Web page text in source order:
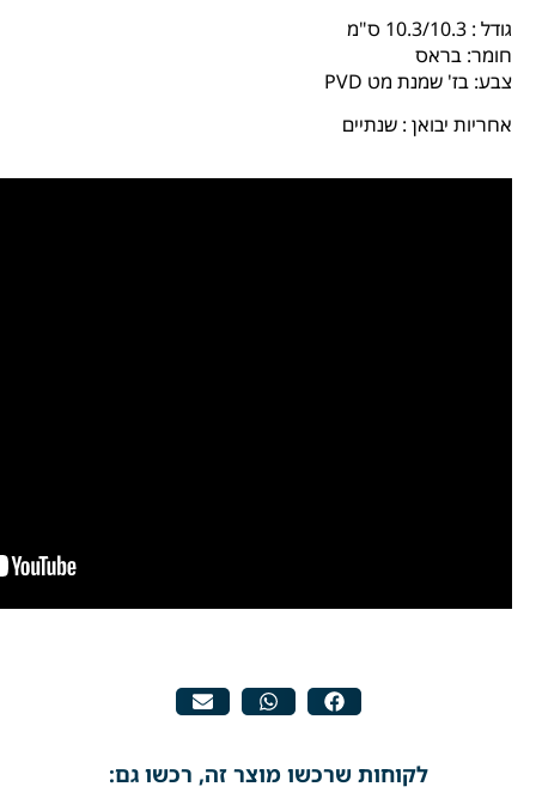
גודל : 10.3/10.3 ס"מ
חומר: בראס
צבע: בז' שמנת מט PVD
אחריות יבואן : שנתיים
לקוחות שרכשו מוצר זה, רכשו גם: